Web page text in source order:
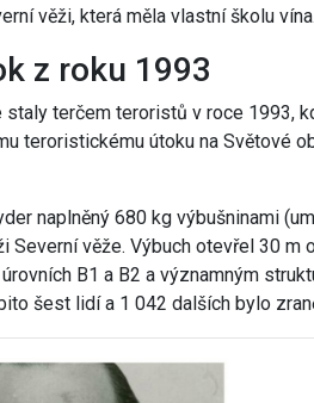
věži, která měla vlastní školu vína.
z roku 1993
staly terčem teroristů v roce 1993,
teroristickému útoku na Světové
naplněný 680 kg výbušninami
Severní věže. Výbuch otevřel 30 m
B1 a B2 a významným
šest lidí a 1 042 dalších bylo